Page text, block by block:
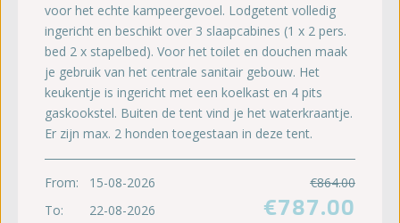
voor het echte kampeergevoel. Lodgetent volledig
ingericht en beschikt over 3 slaapcabines (1 x 2 pers.
bed 2 x stapelbed). Voor het toilet en douchen maak
je gebruik van het centrale sanitair gebouw. Het
keukentje is ingericht met een koelkast en 4 pits
gaskookstel. Buiten de tent vind je het waterkraantje.
Er zijn max. 2 honden toegestaan in deze tent.
From: 15-08-2026
€864.00
To:
22-08-2026 €787.00